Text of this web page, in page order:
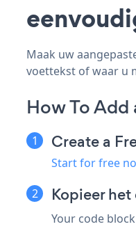
Maak uw
voettekst of waar u
How To
Create a
Start for free
Kopieer
Your code